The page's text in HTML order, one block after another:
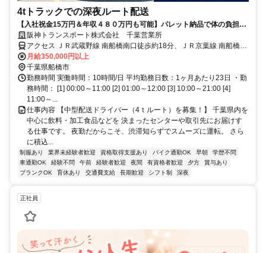
4tトラックでの深夜ルート配送
【入社祝金15万円＆年収４８０万円も可能】パレット納品で体の負担少
なめ◎準中型・中型免許が活かせる！ストレスフリーに走行できる夜勤
のルート配送◆希望者は日勤も可能！
阪神トランスポート株式会社 千葉営業所
アクセス ＪＲ武蔵野線 南船橋南口徒歩約18分、ＪＲ京葉線 南船橋南
口徒歩約18分、京成本線 大神宮下徒歩約29分
月給350,000円以上
千葉県船橋市
勤務時間 実働時間：10時間/日 平均勤務日数：1ヶ月あたり23日 ・勤
務時間： [1] 00:00～11:00 [2] 01:00～12:00 [3] 10:00～21:00 [4]
11:00～...
仕事内容 【中型配送ドライバー（4ｔルート）を募集！】 千葉県内を
中心に飲料・加工食品などを 決まったセンターや取引先にお届けす
る仕事です。 夜勤だからこそ、渋滞知らずでスムーズに運転。 さら
に積込...
制服あり 業界未経験者歓迎 資格取得支援あり バイク通勤OK 早朝
学歴不問
車通勤OK
経験不問 午前 経験者歓迎 夜間 有資格者歓迎 夕方
賞与あり
ブランクOK
育休あり 交通費支給 長期歓迎 シフト制 深夜
正社員